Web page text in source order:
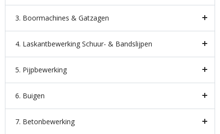
3. Boormachines & Gatzagen
4. Laskantbewerking Schuur- & Bandslijpen
5. Pijpbewerking
6. Buigen
7. Betonbewerking